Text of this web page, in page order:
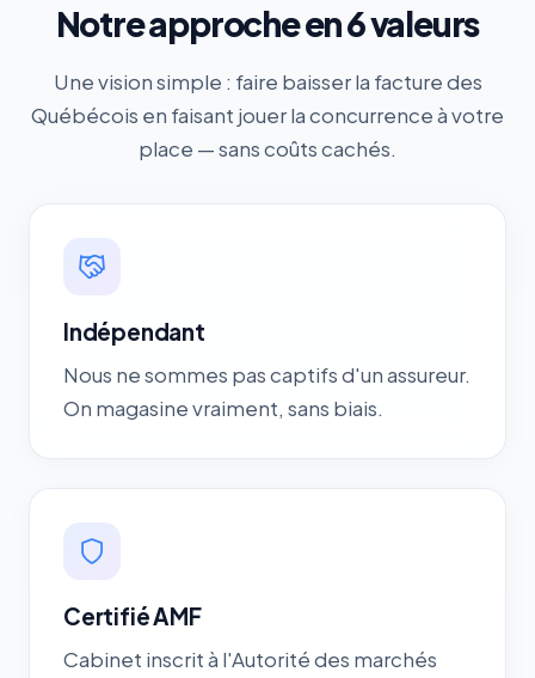
Notre approche en 6 valeurs
Une vision simple : faire baisser la facture des
Québécois en faisant jouer la concurrence à votre
place — sans coûts cachés.
Indépendant
Nous ne sommes pas captifs d'un assureur.
On magasine vraiment, sans biais.
Certifié AMF
Cabinet inscrit à l'Autorité des marchés